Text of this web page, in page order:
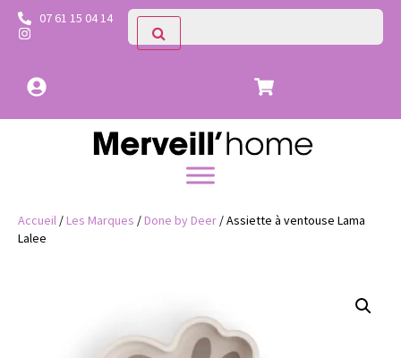
07 61 15 04 14
Accueil /Les Marques /Done by Deer / Assiette à ventouse Lama
Lalee